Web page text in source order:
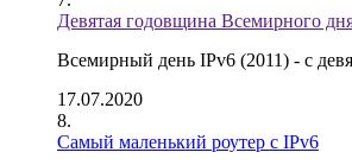
Девятая годовщина Всемирного
Всемирный день IPv6 (2011) - с
17.07.2020
Самый маленький роутер с IPv6